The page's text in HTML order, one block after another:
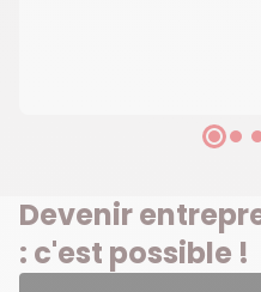
Devenir
: c'est possible !